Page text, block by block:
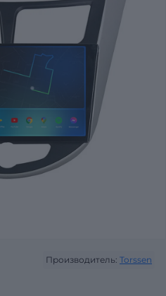
Производитель: Torssen